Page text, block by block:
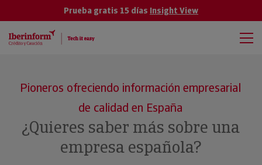
Prueba gratis 15 días Insight View
Pioneros ofreciendo información empresarial
de calidad en España
¿Quieres saber más sobre una
empresa española?